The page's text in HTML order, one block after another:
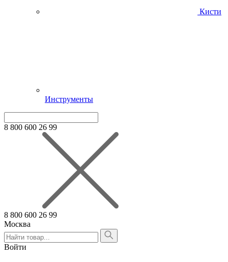
Кисти
Инструменты
8 800 600 26 99
8 800 600 26 99
Москва
Алтайский край
Армения
Белгородская область
Войти